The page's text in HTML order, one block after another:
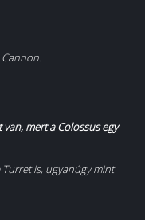
mert a Colossus egy
Turret is, ugyanúgy mint